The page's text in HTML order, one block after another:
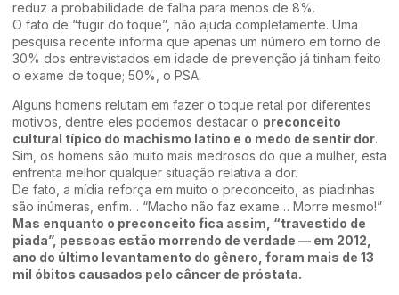
reduz a probabilidade de falha para menos de 8%.
O fato de “fugir do toque”, não ajuda completamente. Uma
pesquisa recente informa que apenas um número em torno de
30% dos entrevistados em idade de prevenção já tinham feito
o exame de toque; 50%, o PSA.
Alguns homens relutam em fazer o toque retal por diferentes
motivos, dentre eles podemos destacar o preconceito
cultural típico do machismo latino e o medo de sentir dor.
Sim, os homens são muito mais medrosos do que a mulher, esta
enfrenta melhor qualquer situação relativa a dor.
De fato, a mídia reforça em muito o preconceito, as piadinhas
são inúmeras, enfim… “Macho não faz exame… Morre mesmo!”
Mas enquanto o preconceito fica assim, “travestido de
piada”, pessoas estão morrendo de verdade — em 2012,
ano do último levantamento do gênero, foram mais de 13
mil óbitos causados pelo câncer de próstata.